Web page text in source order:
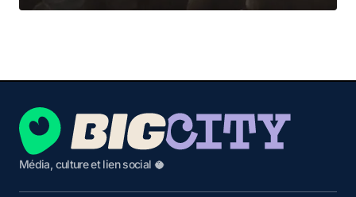
Média, culture et lien social 🥥